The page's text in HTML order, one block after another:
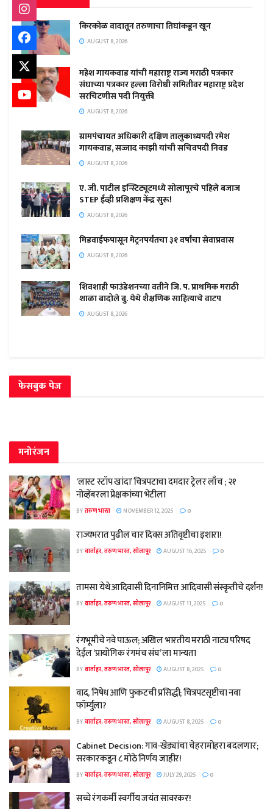
किरकोळ वादातून तरुणाचा तिघांकडून खून
AUGUST 8, 2026
महेश गायकवाड यांची महाराष्ट्र राज्य मराठी पत्रकार
संघाच्या पत्रकार हल्ला विरोधी समितीवर महाराष्ट्र प्रदेश
सरचिटणीस पदी नियुक्ती
AUGUST 8, 2026
ग्रामपंचायत अधिकारी दक्षिण तालुकाध्यपदी रमेश
गायकवाड, सज्जाद काझी यांची सचिवपदी निवड
AUGUST 8, 2026
ए. जी. पाटील इन्स्टिट्यूटमध्ये सोलापूरचे पहिले बजाज
STEP ईव्ही प्रशिक्षण केंद्र सुरू!
AUGUST 8, 2026
मिडवाईफपासून मेट्रनपर्यंतचा ३१ वर्षांचा सेवाप्रवास
AUGUST 8, 2026
शिवशाही फाउंडेशनच्या वतीने जि. प. प्राथमिक मराठी
शाळा बादोले बु. येथे शैक्षणिक साहित्याचे वाटप
AUGUST 8, 2026
फेसबुक पेज
मनोरंजन
‘लास्ट स्टॉप खांदा’ चित्रपटाचा दमदार ट्रेलर लाँच ; २१
नोव्हेंबरला प्रेक्षकांच्या भेटीला
BYतरुण भारत NOVEMBER 12, 2025 0
राज्यभरात पुढील चार दिवस अतिवृष्टीचा इशारा!
BYवार्ताहर, तरुण भारत, सोलापूर AUGUST 16, 2025 0
तामसा येथे आदिवासी दिनानिमित्त आदिवासी संस्कृतीचे दर्शन!
BYवार्ताहर, तरुण भारत, सोलापूर AUGUST 11, 2025 0
रंगभूमीचे नवे पाऊल; अखिल भारतीय मराठी नाट्य परिषद
देईल ‘प्रायोगिक रंगमंच संघ’ ला मान्यता
BYवार्ताहर, तरुण भारत, सोलापूर AUGUST 8, 2025 0
वाद, निषेध आणि फुकटची प्रसिद्धी; चित्रपटसृष्टीचा नवा
फॉर्म्युला?
BYवार्ताहर, तरुण भारत, सोलापूर AUGUST 8, 2025 0
Cabinet Decision: गाव-खेड्यांचा चेहरामोहरा बदलणार;
सरकारकडून ८ मोठे निर्णय जाहीर!
BYवार्ताहर, तरुण भारत, सोलापूर JULY 29, 2025 0
सच्चे रंगकर्मी स्वर्गीय जयंत सावरकर!